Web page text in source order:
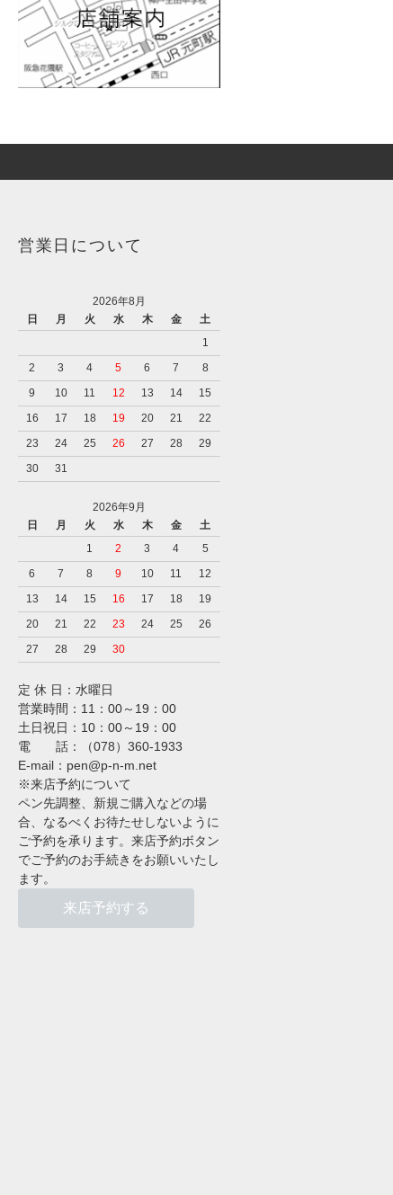
営業日について
2026年8月
日
月 火 水 木 金
土
1
2
3 4 5 6 7
8
9
10 11 12 13 14
15
16
17 18 19 20 21
22
23
24 25 26 27 28
29
30
31
2026年9月
日
月 火 水 木 金
土
1
2 3 4
5
6
7 8 9 10 11
12
13
14 15 16 17 18
19
20
21 22 23 24 25
26
27
28 29 30
定 休 日：水曜日
営業時間：11：00～19：00
土日祝日：10：00～19：00
電 話：（078）360-1933
E-mail：pen@p-n-m.net
※来店予約について
ペン先調整、新規ご購入などの場
合、なるべくお待たせしないように
ご予約を承ります。来店予約ボタン
でご予約のお手続きをお願いいたし
ます。
来店予約する